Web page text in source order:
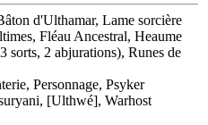
d'Ulthamar, Lame sorcière
Fléau Ancestral, Heaume
sorts, 2 abjurations), Runes de
Personnage, Psyker
[Ulthwé], Warhost